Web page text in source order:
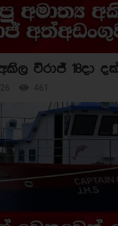
විරාජ් 18දා
461